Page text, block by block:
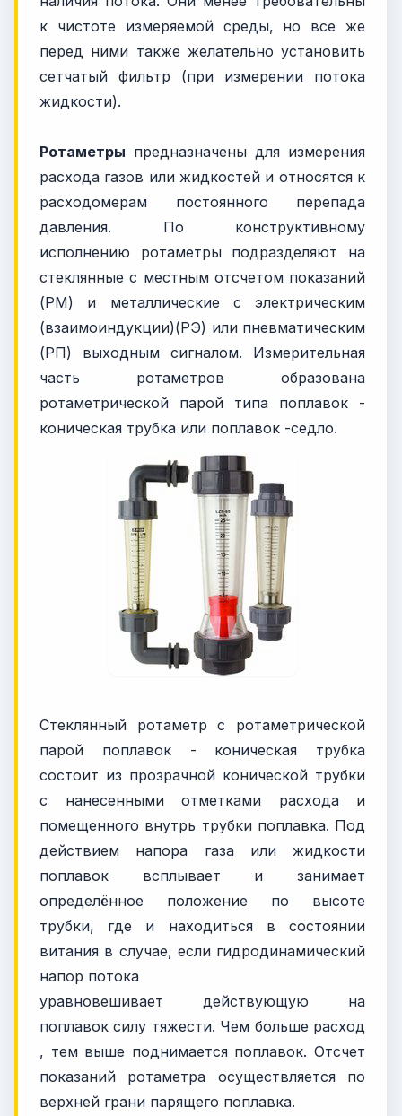
к чистоте измеряемой среды, но все же
перед ними также желательно установить
сетчатый фильтр (при измерении потока
жидкости).
Ротаметры предназначены для измерения
расхода газов или жидкостей и относятся к
расходомерам постоянного перепада
давления. По конструктивному
исполнению ротаметры подразделяют на
стеклянные с местным отсчетом показаний
(РМ) и металлические с электрическим
(взаимоиндукции)(РЭ) или пневматическим
(РП) выходным сигналом. Измерительная
часть ротаметров образована
ротаметрической парой типа поплавок -
коническая трубка или поплавок -седло.
Стеклянный ротаметр с ротаметрической
парой поплавок - коническая трубка
состоит из прозрачной конической трубки
с нанесенными отметками расхода и
помещенного внутрь трубки поплавка. Под
действием напора газа или жидкости
поплавок всплывает и занимает
определённое положение по высоте
трубки, где и находиться в состоянии
витания в случае, если гидродинамический
напор потока
уравновешивает действующую на
поплавок силу тяжести. Чем больше расход
, тем выше поднимается поплавок. Отсчет
показаний ротаметра осуществляется по
верхней грани парящего поплавка.